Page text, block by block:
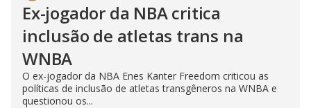
Ex-jogador da NBA critica
inclusão de atletas trans na
WNBA
O ex-jogador da NBA Enes Kanter Freedom criticou as
políticas de inclusão de atletas transgêneros na WNBA e
questionou os...